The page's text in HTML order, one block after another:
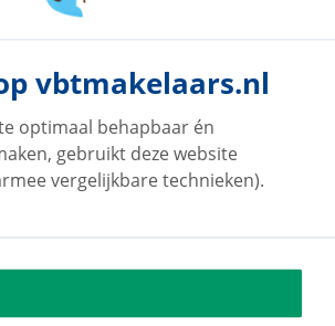
vbtmakelaars.nl
optimaal behapbaar én
gebruikt deze website
vergelijkbare technieken).